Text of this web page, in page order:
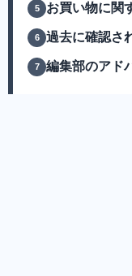
お買い物に関
過去に確認さ
編集部のアド